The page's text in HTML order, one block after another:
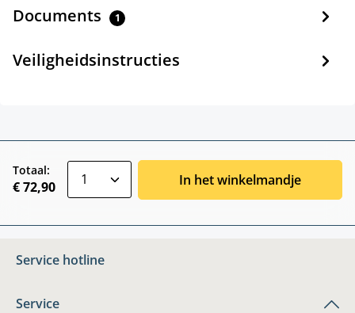
Documents 1
Veiligheidsinstructies
Totaal:
€ 72,90 In het winkelmandje
Service hotline
Service